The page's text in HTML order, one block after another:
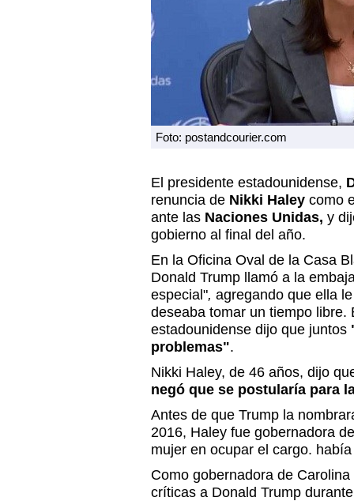
Foto: postandcourier.com
El presidente estadounidense,
renuncia de Nikki Haley como
ante las Naciones Unidas, y
gobierno al final del año.
En la Oficina Oval de la Casa
Donald Trump llamó a la
especial", agregando que ella
deseaba tomar un tiempo libre.
estadounidense dijo que juntos
problemas".
Nikki Haley, de 46 años, dijo
negó que se postularía para
Antes de que Trump la
2016, Haley fue gobernadora
mujer en ocupar el cargo.
Como gobernadora de
críticas a Donald Trump